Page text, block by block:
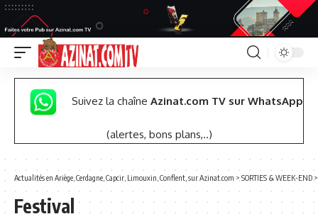
Suivez la chaîne Azinat.com TV sur WhatsApp
(alertes, bons plans,..)
Actualités en Ariège, Cerdagne, Capcir, Limouxin, Conflent, sur Azinat.com > SORTIES & WEEK-END
Festival